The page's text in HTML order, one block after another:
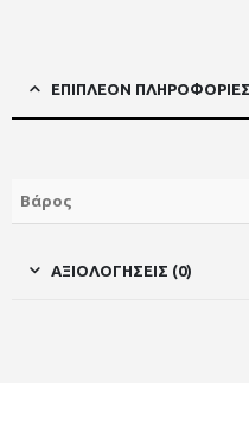
ΕΠΙΠΛΈΟΝ ΠΛΗΡΟΦΟΡΊΕΣ
Βάρος
ΑΞΙΟΛΟΓΉΣΕΙΣ (0)